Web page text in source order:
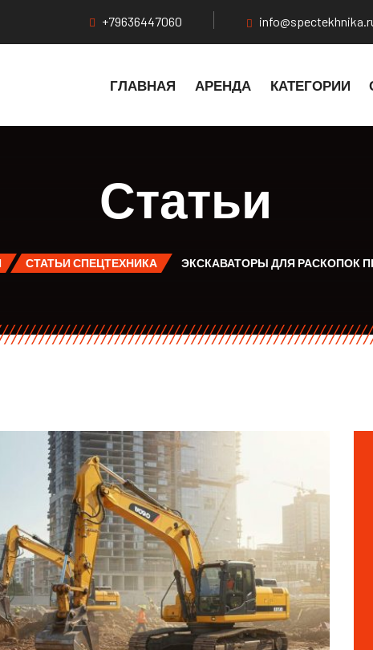
+79636447060
ГЛАВНАЯ АРЕНДА КАТЕГОРИИ
Статьи
СТАТЬИ СПЕЦТЕХНИКА ЭКСКАВАТОРЫ ДЛЯ РАСКОПОК